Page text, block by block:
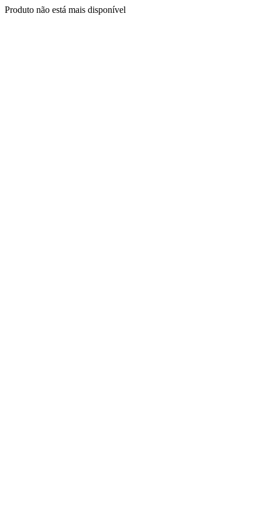
Produto não está mais disponível